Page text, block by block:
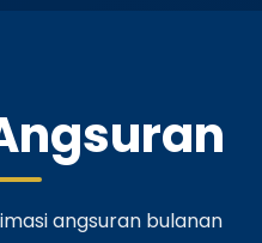
angsuran bulanan